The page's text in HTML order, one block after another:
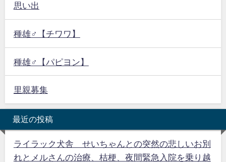
思い出
種雄♂【チワワ】
種雄♂【パピヨン】
里親募集
最近の投稿
ライラック犬舎 せいちゃんとの突然の悲しいお別
れとメルさんの治療、桔梗、夜間緊急入院を乗り越